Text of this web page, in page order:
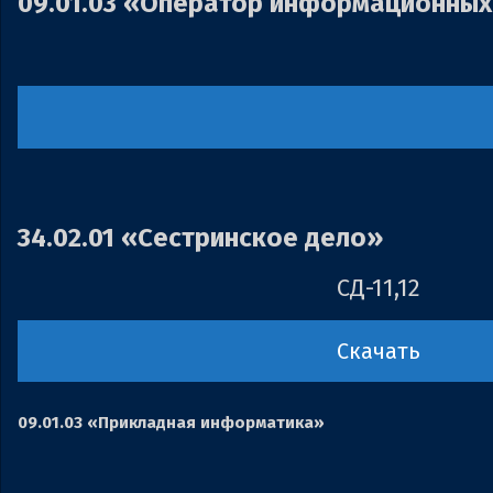
34.02.01 «Сестринское дело»
СД-11,12
Скачать
09.01.03 «Прикладная информатика»